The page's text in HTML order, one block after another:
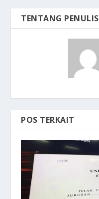
TENTANG PENULIS
POS TERKAIT